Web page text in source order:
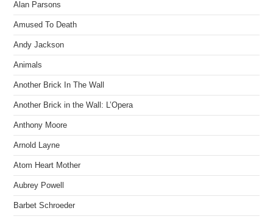
Alan Parsons
Amused To Death
Andy Jackson
Animals
Another Brick In The Wall
Another Brick in the Wall: L’Opera
Anthony Moore
Arnold Layne
Atom Heart Mother
Aubrey Powell
Barbet Schroeder